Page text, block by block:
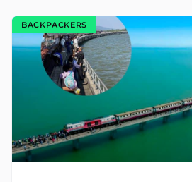
BACKPACKERS